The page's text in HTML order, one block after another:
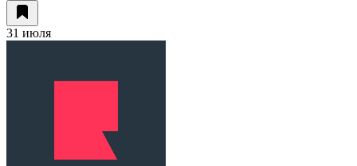
31 июля